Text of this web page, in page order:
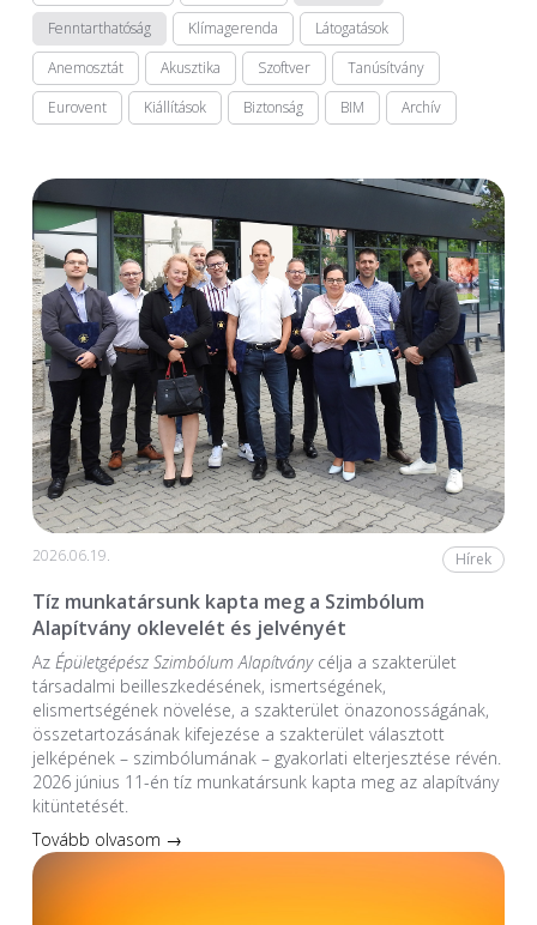
Fenntarthatóság
Klímagerenda
Látogatások
Anemosztát
Akusztika Szoftver
Tanúsítvány
Eurovent
Kiállítások Biztonság BIM Archív
2026.06.19. Hírek
Tíz munkatársunk kapta meg a Szimbólum
Alapítvány oklevelét és jelvényét
Az Épületgépész Szimbólum Alapítványcélja a szakterület
társadalmi beilleszkedésének, ismertségének,
elismertségének növelése, a szakterület önazonosságának,
összetartozásának kifejezése a szakterület választott
jelképének – szimbólumának – gyakorlati elterjesztése révén.
2026 június 11-én tíz munkatársunk kapta meg az alapítvány
kitüntetését.
Tovább olvasom →